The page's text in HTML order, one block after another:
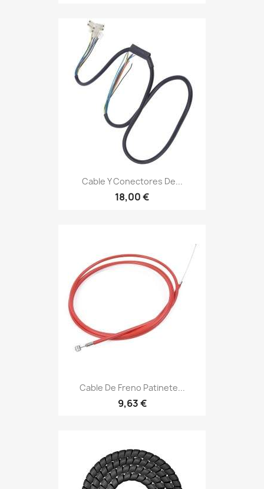
Cable Y Conectores De...
18,00 €
Cable De Freno Patinete...
9,63 €